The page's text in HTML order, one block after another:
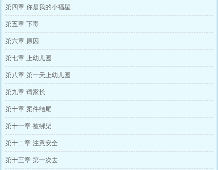
第四章 你是我的小福星
第五章 下毒
第六章 原因
第七章 上幼儿园
第八章 第一天上幼儿园
第九章 请家长
第十章 案件结尾
第十一章 被绑架
第十二章 注意安全
第十三章 第一次去